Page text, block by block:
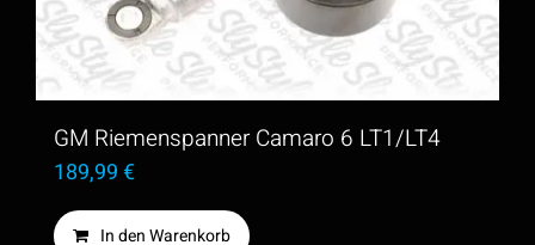
GM Riemenspanner Camaro 6 LT1/LT4
189,99€
In den Warenkorb